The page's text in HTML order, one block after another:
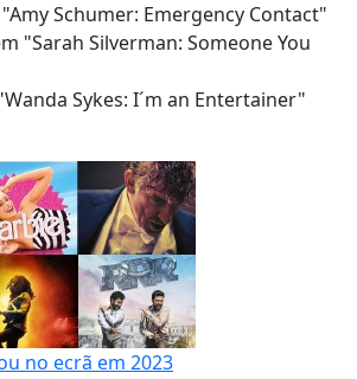
Schumer: Emergency Contact"
"Sarah Silverman: Someone You
Sykes: I´m an Entertainer"
no ecrã em 2023